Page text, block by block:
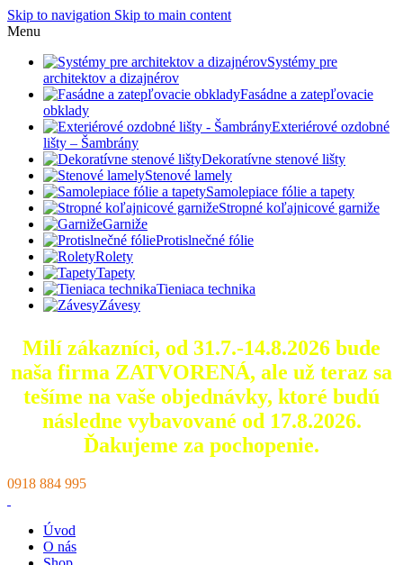
Skip to navigation Skip to main content
Menu
Systémy pre
architektov a dizajnérov
Fasádne a zatepľovacie
obklady
Exteriérové ozdobné
lišty – Šambrány
Dekoratívne stenové lišty
Stenové lamely
Samolepiace fólie a tapety
Stropné koľajnicové garniže
Garniže
Protislnečné fólie
Rolety
Tapety
Tieniaca technika
Závesy
Milí zákazníci, od 31.7.-14.8.2026 bude
naša firma ZATVORENÁ, ale už teraz sa
tešíme na vaše objednávky, ktoré budú
následne vybavované od 17.8.2026.
Ďakujeme za pochopenie.
0918 884 995
Úvod
O nás